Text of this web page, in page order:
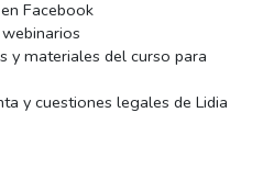
Facebook
y materiales del curso para
y cuestiones legales de Lidia